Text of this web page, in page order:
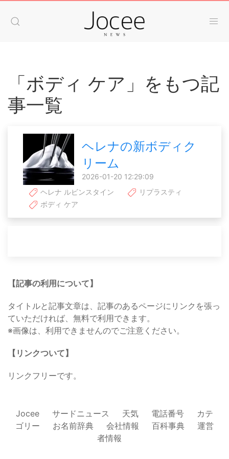
「ボディ ケア」をもつ記
事一覧
ヘレナの新ボディク
リーム
2026-01-20 12:29:09
ヘレナ ルビンスタイン
リプラスティ
ボディ ケア
【記事の利用について】
タイトルと記事文章は、記事のあるページにリンクを張っ
ていただければ、無料で利用できます。
※画像は、利用できませんのでご注意ください。
【リンクついて】
リンクフリーです。
Jocee サードニュース 天気 電話番号
カテ
ゴリー
お名前辞典 会社情報 百科事典
運営
者情報